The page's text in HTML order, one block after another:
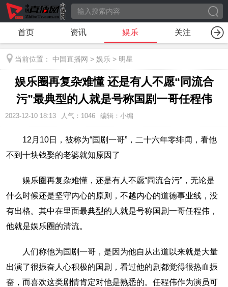
首页 资讯 娱乐 关注
当前位置： 中国直播网 > 娱乐 > 明星
娱乐圈再复杂难懂 还是有人不愿“同流合
污”最典型的人就是号称国剧一哥任程伟
2023-12-10 18:13 人气： 1046 编辑：小编
12月10日，被称为“国剧一哥”，二十六年零绯闻，看他
不到十块钱娶的老婆就知原因了
娱乐圈再复杂难懂，还是有人不愿“同流合污”，无论是
什么时候还是坚守内心的原则，不越内心的道德事业线，没
有出格。其中在里面最典型的人就是号称国剧一哥任程伟，
他就是娱乐圈的清流。
人们称他为国剧一哥，是因为他自从出道以来就是大量
出演了很振奋人心积极的国剧，看过他的剧都觉得很热血振
奋，而喜欢这类剧情肯定对他是熟悉的。任程伟作为演员可